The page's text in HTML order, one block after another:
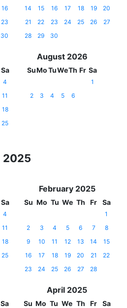
16
23
30
14
15 16 17 18 19
20
21
22 23 24 25 26
27
28
29 30
Sa
4
11
18
25
August 2026
SuMoTuWeTh Fr Sa
1
2
3 4 5 6
2025
Sa
4
11
18
25
February 2025
Su Mo Tu We Th Fr Sa
1
2
3 4 5 6 7
8
9
10 11 12 13 14
15
16
17 18 19 20 21
22
23
24 25 26 27 28
Sa
April 2025
Su Mo Tu We Th Fr Sa